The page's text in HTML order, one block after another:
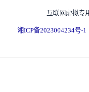
互联网虚拟专
湘ICP备2023004234号-1